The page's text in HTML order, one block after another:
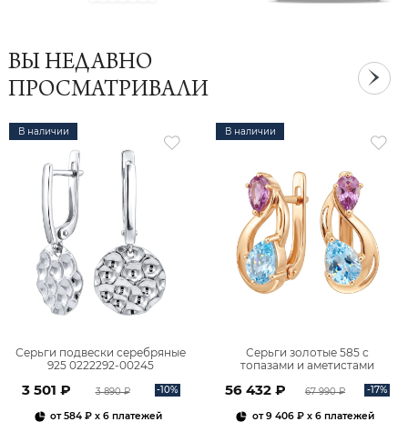
ВЫ НЕДАВНО
ПРОСМАТРИВАЛИ
В наличии
Серьги подвески серебряные
925 0222292-00245
3 501 ₽ 3 890 ₽ -10%
от584 ₽ x 6 платежей
В наличии
Серьги золотые 585 с
топазами и аметистами
56 432 ₽ 67 990 ₽ -17%
от9 406 ₽x 6 платежей